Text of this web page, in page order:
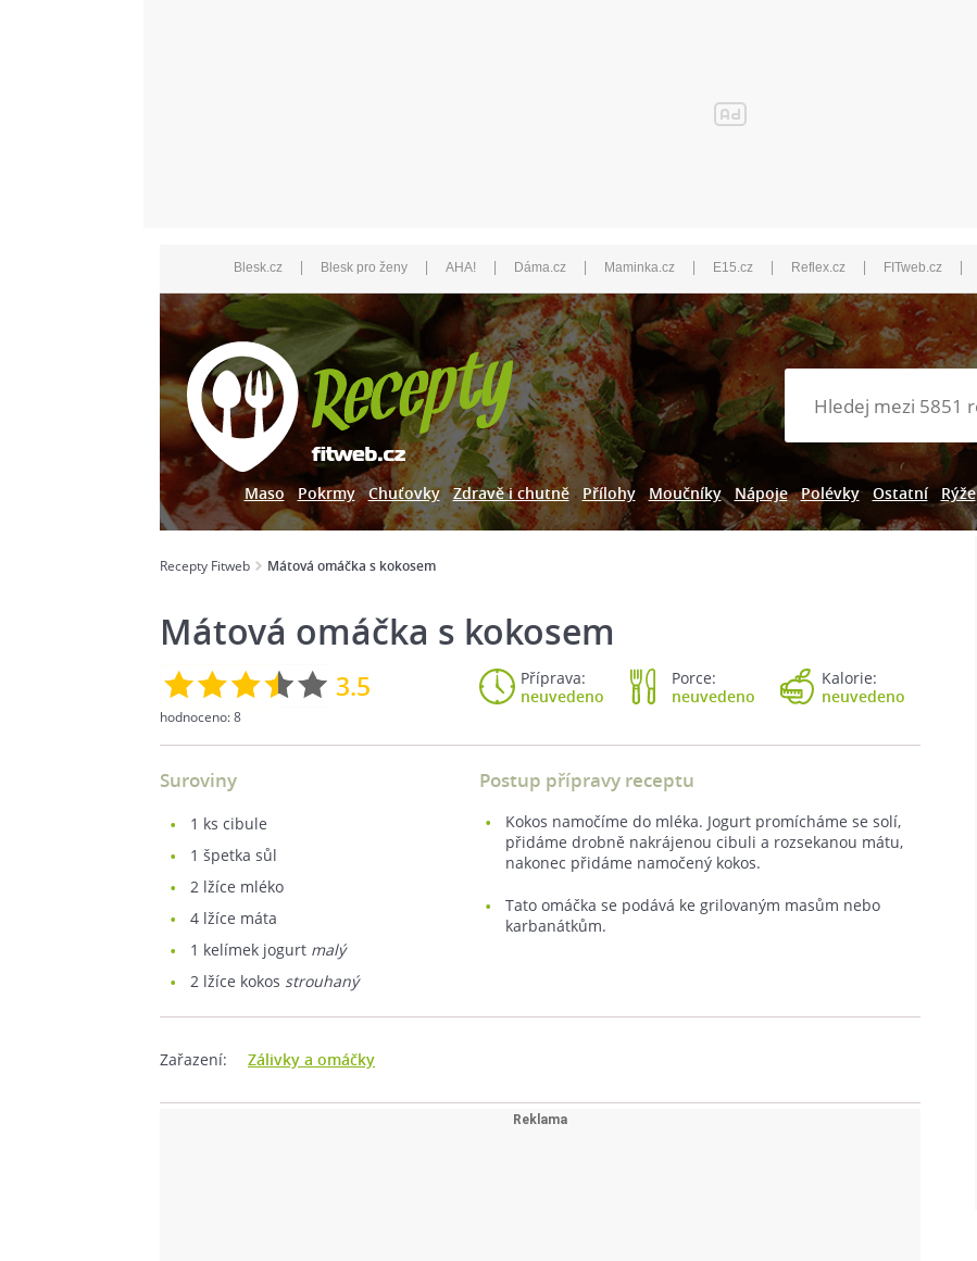
Blesk.cz | Blesk pro ženy | AHA! | Dáma.cz | Maminka.cz | E15.cz | Reflex.cz | FITweb.cz |
Maso Pokrmy Chuťovky Zdravě i chutně Přílohy Moučníky Nápoje Polévky Ostatní Rýže
Recepty Fitweb Mátová omáčka s kokosem
Mátová omáčka s kokosem
3.5
hodnoceno:8
Příprava:
neuvedeno
Porce:
neuvedeno
Kalorie:
neuvedeno
Suroviny
1 ks cibule
1 špetka sůl
2 lžíce mléko
4 lžíce máta
1 kelímek jogurt malý
2 lžíce kokos strouhaný
Postup přípravy receptu
Kokos namočíme do mléka. Jogurt promícháme se solí,
přidáme drobně nakrájenou cibuli a rozsekanou mátu,
nakonec přidáme namočený kokos.
Tato omáčka se podává ke grilovaným masům nebo
karbanátkům.
Zařazení: Zálivky a omáčky